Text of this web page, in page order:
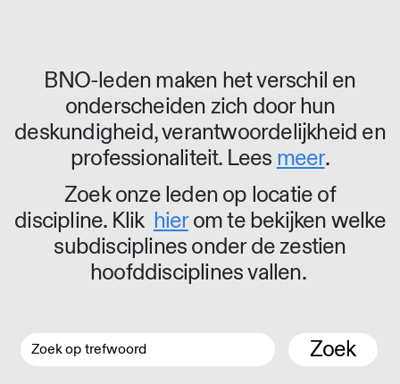
BNO-leden maken het verschil en
onderscheiden zich door hun
deskundigheid, verantwoordelijkheid en
professionaliteit. Lees meer.
Zoek onze leden op locatie of
discipline. Klik hierom te bekijken welke
subdisciplines onder de zestien
hoofddisciplines vallen.
Zoek